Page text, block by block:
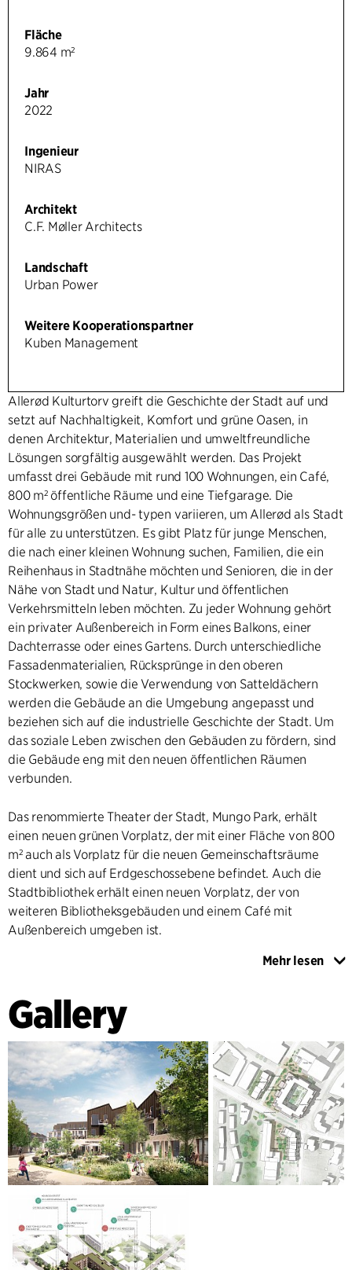
Fläche
9.864 m²
Jahr
2022
Ingenieur
NIRAS
Architekt
C.F. Møller Architects
Landschaft
Urban Power
Weitere Kooperationspartner
Kuben Management
Allerød Kulturtorv greift die Geschichte der Stadt auf und
setzt auf Nachhaltigkeit, Komfort und grüne Oasen, in
denen Architektur, Materialien und umweltfreundliche
Lösungen sorgfältig ausgewählt werden. Das Projekt
umfasst drei Gebäude mit rund 100 Wohnungen, ein Café,
800 m² öffentliche Räume und eine Tiefgarage. Die
Wohnungsgrößen und- typen variieren, um Allerød als Stadt
für alle zu unterstützen. Es gibt Platz für junge Menschen,
die nach einer kleinen Wohnung suchen, Familien, die ein
Reihenhaus in Stadtnähe möchten und Senioren, die in der
Nähe von Stadt und Natur, Kultur und öffentlichen
Verkehrsmitteln leben möchten. Zu jeder Wohnung gehört
ein privater Außenbereich in Form eines Balkons, einer
Dachterrasse oder eines Gartens. Durch unterschiedliche
Fassadenmaterialien, Rücksprünge in den oberen
Stockwerken, sowie die Verwendung von Satteldächern
werden die Gebäude an die Umgebung angepasst und
beziehen sich auf die industrielle Geschichte der Stadt. Um
das soziale Leben zwischen den Gebäuden zu fördern, sind
die Gebäude eng mit den neuen öffentlichen Räumen
verbunden.
Das renommierte Theater der Stadt, Mungo Park, erhält
einen neuen grünen Vorplatz, der mit einer Fläche von 800
m² auch als Vorplatz für die neuen Gemeinschaftsräume
dient und sich auf Erdgeschossebene befindet. Auch die
Stadtbibliothek erhält einen neuen Vorplatz, der von
weiteren Bibliotheksgebäuden und einem Café mit
Außenbereich umgeben ist.
Klassifizierungskriterien erfüllen und streben eine geringe
CO₂-Bilanz an, während sie mit dem Umweltzeichen
"Schwan" ausgezeichnet sind. Dies wird unter anderem
durch den Einsatz langlebiger Materialien und Lösungen
wie gelber Ziegel erreicht, die charakteristisch für das
Stadtzentrum sind und durch Holz ergänzt werden. Dies
verweist auf die historischen Ziegel- und Sägewerke der
Stadt und auf die anhaltende Bedeutung der
Holzverarbeitung in der Geschichte der Stadt. Das Projekt
umfasst außerdem Biodiversitätsbeete und
Regenwasserbecken zur Förderung der Artenvielfalt und
zur nachhaltigen Handhabung des Regenwassers.
Mehr lesen
Gallery